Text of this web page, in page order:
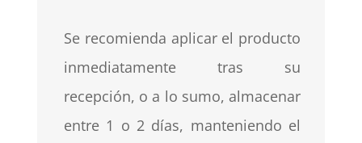
Se recomienda aplicar el producto
inmediatamente tras su
recepción, o a lo sumo, almacenar
entre 1 o 2 días, manteniendo el